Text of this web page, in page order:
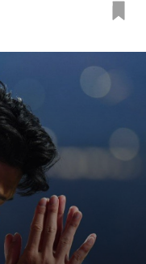
다. 직원들이 딴 짓 할 때